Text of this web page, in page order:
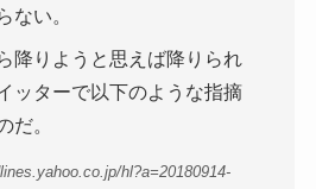
ない。
降りようと思えば降りられ
ッターで以下のような指摘
だ。
hl?a=20180914-